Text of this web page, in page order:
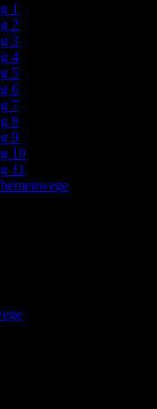
1
2
3
4
5
6
7
8
9
10
11